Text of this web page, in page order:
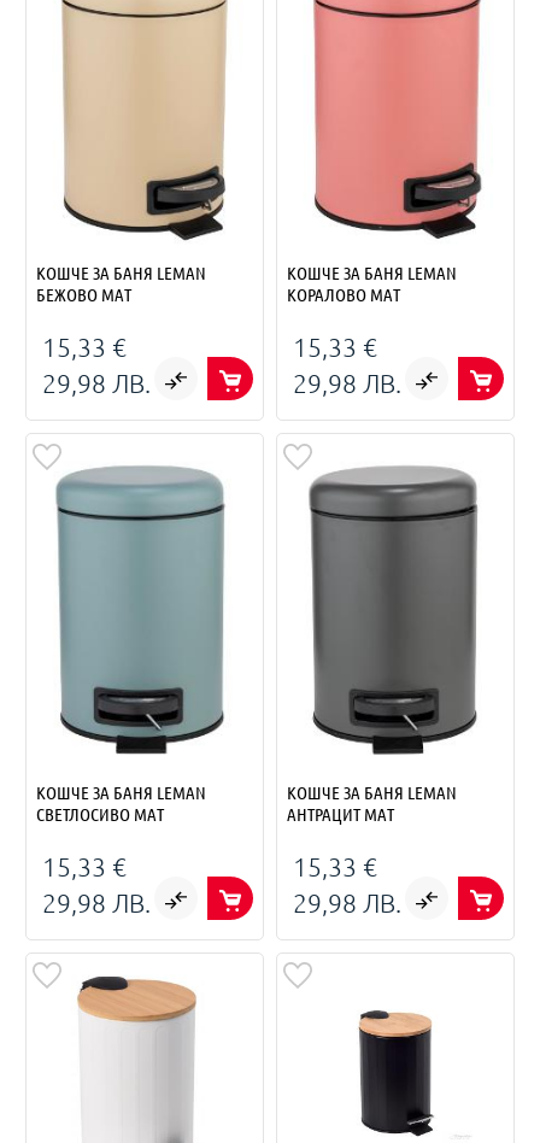
КОШЧЕ ЗА БАНЯ LEMAN
БЕЖОВО МАТ
15,33 €
29,98 ЛВ.
КОШЧЕ ЗА БАНЯ LEMAN
КОРАЛОВО МАТ
15,33 €
29,98 ЛВ.
КОШЧЕ ЗА БАНЯ LEMAN
СВЕТЛОСИВО МАТ
15,33 €
29,98 ЛВ.
КОШЧЕ ЗА БАНЯ LEMAN
АНТРАЦИТ МАТ
15,33 €
29,98 ЛВ.